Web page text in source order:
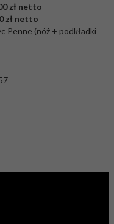
zł netto
zł netto
Penne (nóż + podkładki